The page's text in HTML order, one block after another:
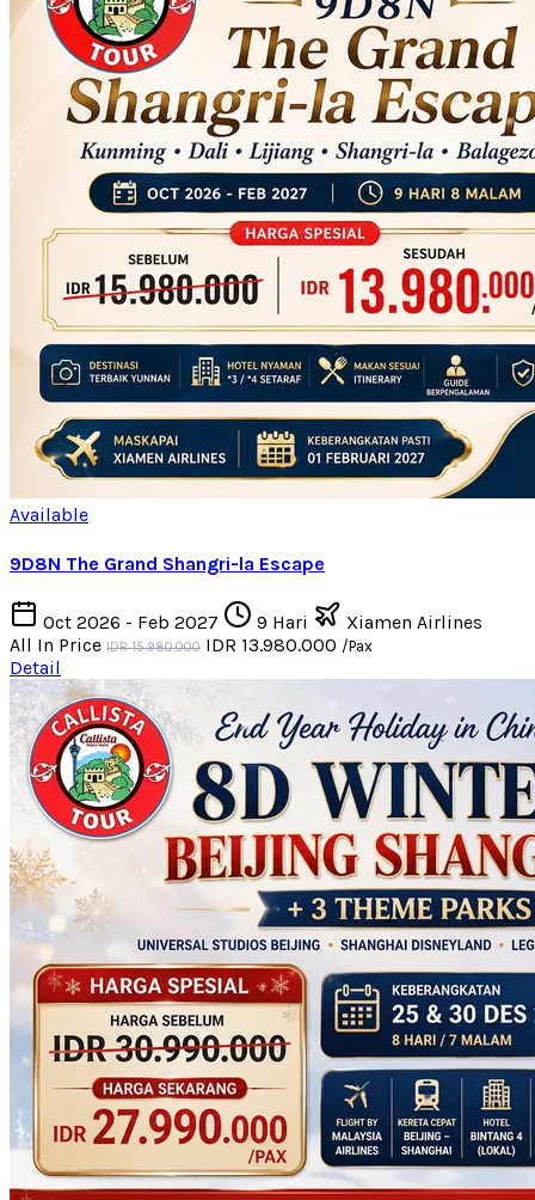
Available
9D8N The Grand Shangri-la Escape
Oct 2026 - Feb 2027 9 Hari
Xiamen Airlines
All In Price IDR 15.980.000 IDR 13.980.000 /Pax
Detail